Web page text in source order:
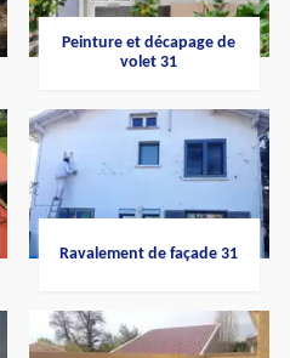
Peinture et décapage de
volet 31
Ravalement de façade 31